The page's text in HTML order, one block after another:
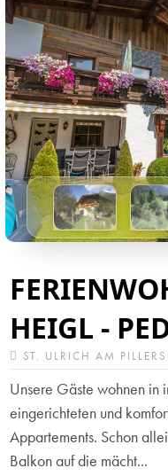
HEIGL -
ST. ULRICH AM
Unsere Gäste wohnen in
eingerichteten und
Appartements. Schon
Balkon auf die mächt...